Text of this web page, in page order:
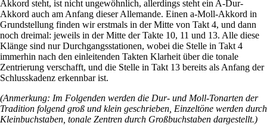
Akkord steht, ist nicht ungewöhnlich, allerdings steht ein A-Dur-
Akkord auch am Anfang dieser Allemande. Einen a-Moll-Akkord in
Grundstellung finden wir erstmals in der Mitte von Takt 4, und dann
noch dreimal: jeweils in der Mitte der Takte 10, 11 und 13. Alle diese
Klänge sind nur Durchgangsstationen, wobei die Stelle in Takt 4
immerhin nach den einleitenden Takten Klarheit über die tonale
Zentrierung verschafft, und die Stelle in Takt 13 bereits als Anfang der
Schlusskadenz erkennbar ist.
(Anmerkung: Im Folgenden werden die Dur- und Moll-Tonarten der
Tradition folgend groß und klein geschrieben, Einzeltöne werden durch
Kleinbuchstaben, tonale Zentren durch Großbuchstaben dargestellt.)